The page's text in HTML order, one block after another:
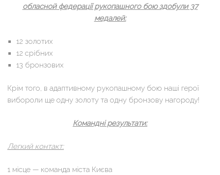
обласной федерації рукопашного бою здобули 37
медалей:
12 золотих
12 срібних
13 бронзових
Крім того, в адаптивному рукопашному бою наші герої
вибороли ще одну золоту та одну бронзову нагороду!
Командні результати:
Легкий контакт:
1 місце — команда міста Києва